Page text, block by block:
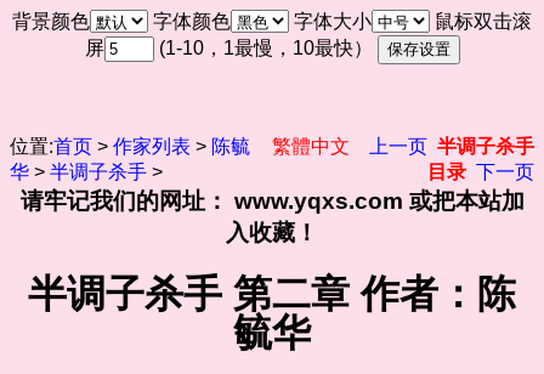
背景颜色 字体颜色 字体大小
鼠标双击滚
屏
(1-10，1最慢，10最快）
位置:首页 > 作家列表 > 陈毓
华 > 半调子杀手 >
繁體中文 上一页 半调子杀手
目录 下一页
请牢记我们的网址： www.yqxs.com 或把本站加
入收藏！
半调子杀手 第二章 作者：陈
毓华